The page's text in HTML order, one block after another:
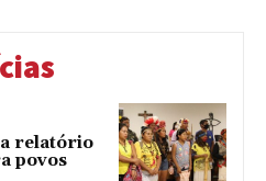
relatório
povos